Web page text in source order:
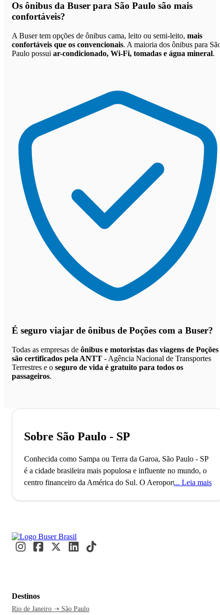
Os ônibus da Buser para São Paulo são mais
confortáveis?
A Buser tem opções de ônibus cama, leito ou semi-leito, mais
confortáveis que os convencionais. A maioria dos ônibus para
Paulo possui ar-condicionado, Wi-Fi, tomadas e água mineral.
É seguro viajar de ônibus de Poções com a Buser?
Todas as empresas de ônibus e motoristas das viagens de Poções
são certificados pela ANTT - Agência Nacional de Transportes
Terrestres e o seguro de vida é gratuito para todos os
passageiros.
Sobre São Paulo - SP
Conhecida como Sampa ou Terra da Garoa, São Paulo - SP
é a cidade brasileira mais populosa e influente no mundo, o
centro financeiro da América do Sul. O Aeroporto de
eventos internacionais como a Bienal de Arte e a São Paulo
Fashion Week acontecem. Paulistanos e visitantes se
Paulista e suas atrações culturais. A cidade nunca dorme, e
essa energia contagiante é motivo mais do que suficiente
Leia mais
Destinos
Rio de Janeiro ➝ São Paulo